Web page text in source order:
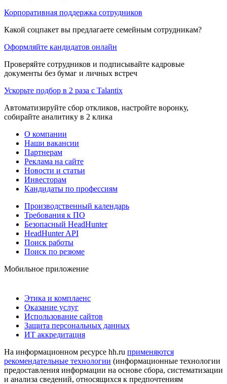
Корпоративная поддержка сотрудников
Какой соцпакет вы предлагаете семейным сотрудникам?
Оформляйте кандидатов онлайн
Проверяйте сотрудников и подписывайте кадровые
документы без бумаг и личных встреч
Ускорьте подбор в 2 раза с Talantix
Автоматизируйте сбор откликов, настройте воронку,
собирайте аналитику в 2 клика
О компании
Наши вакансии
Партнерам
Реклама на сайте
Новости и статьи
Инвесторам
Кандидаты по профессиям
Производственный календарь
Требования к ПО
Безопасный HeadHunter
HeadHunter API
Поиск работы
Поиск по резюме
Мобильное приложение
Этика и комплаенс
Оказание услуг
Использование сайтов
Защита персональных данных
ИТ аккредитация
На информационном ресурсе hh.ru применяются
рекомендательные технологии (информационные технологии
предоставления информации на основе сбора, систематизации
и анализа сведений, относящихся к предпочтениям